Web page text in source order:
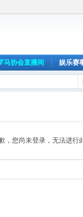
马协会直播间 娱乐赛
，您尚未登录，无法进行